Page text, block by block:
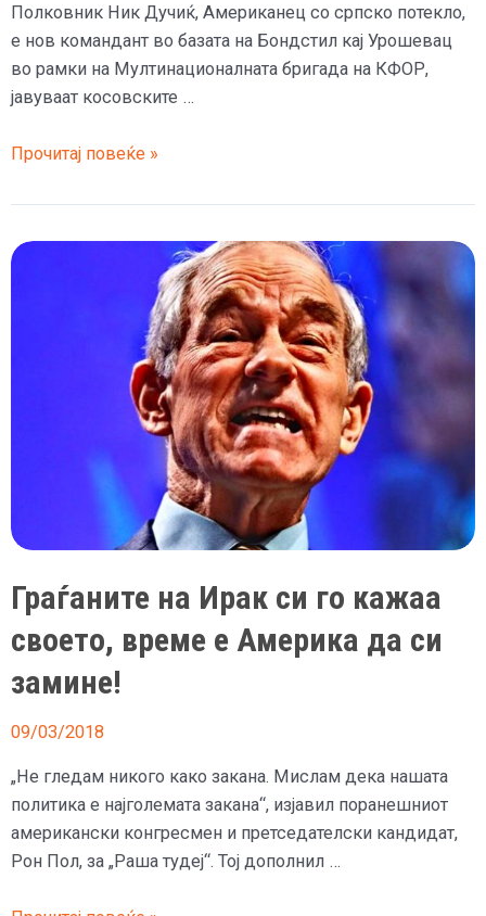
Полковник Ник Дучиќ, Американец со српско потекло,
е нов командант во базата на Бондстил кај Урошевац
во рамки на Мултинационалната бригада на КФОР,
јавуваат косовските …
Војувал
Ирак,
ги
обучувал
Калифорнија
Прочитај повеќе »
Граѓаните на Ирак си го кажаа
своето, време е Америка да си
замине!
09/03/2018
„Не гледам никого како закана. Мислам дека нашата
политика е најголемата закана“, изјавил поранешниот
американски конгресмен и претседателски кандидат,
Рон Пол, за „Раша тудеј“. Тој дополнил …